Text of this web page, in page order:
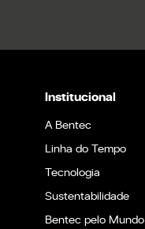
Institucional
A Bentec
Linha do Tempo
Tecnologia
Sustentabilidade
Bentec pelo Mundo